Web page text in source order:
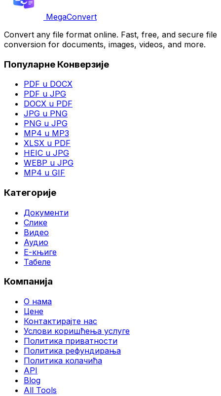
MegaConvert
Convert any file format online. Fast, free, and secure file
conversion for documents, images, videos, and more.
Популарне Конверзије
PDF u DOCX
PDF u JPG
DOCX u PDF
JPG u PNG
PNG u JPG
MP4 u MP3
XLSX u PDF
HEIC u JPG
WEBP u JPG
MP4 u GIF
Категорије
Документи
Слике
Видео
Аудио
Е-књиге
Табеле
Компанија
О нама
Цене
Контактирајте нас
Услови коришћења услуге
Политика приватности
Политика рефундирања
Политика колачића
API
Blog
All Tools